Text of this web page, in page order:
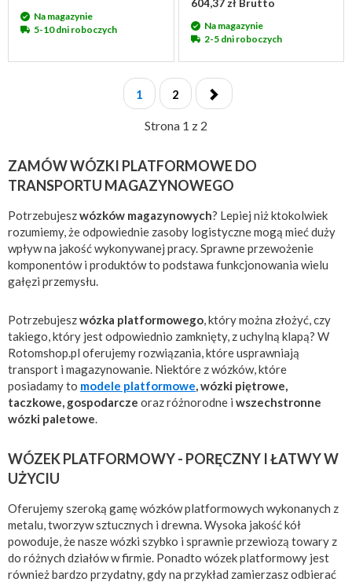
Na magazynie
5-10 dni roboczych
604,37 zł Brutto
Na magazynie
2-5 dni roboczych
Strona 1 z 2
1 2
ZAMÓW WÓZKI PLATFORMOWE DO
TRANSPORTU MAGAZYNOWEGO
Potrzebujeszwózków magazynowych? Lepiej niż ktokolwiek
rozumiemy, że odpowiednie zasoby logistyczne mogą mieć duży
wpływ na jakość wykonywanej pracy. Sprawne przewożenie
komponentów i produktów to podstawa funkcjonowania wielu
gałęzi przemysłu.
Potrzebujeszwózka platformowego, który można złożyć, czy
takiego, który jest odpowiednio zamknięty, z uchylną klapą? W
Rotomshop.pl oferujemy rozwiązania, które usprawniają
transport i magazynowanie. Niektóre z wózków, które
posiadamy to modele platformowe, wózki piętrowe,
taczkowe, gospodarcze oraz różnorodne i wszechstronne
wózki paletowe.
WÓZEK PLATFORMOWY - PORĘCZNY I ŁATWY W
UŻYCIU
Oferujemy szeroką gamę wózków platformowych wykonanych z
metalu, tworzyw sztucznych i drewna. Wysoka jakość kół
powoduje, że nasze wózki szybko i sprawnie przewiozą towary z
do różnych działów w firmie. Ponadto wózek platformowy jest
również bardzo przydatny, gdy na przykład zamierzasz odbierać